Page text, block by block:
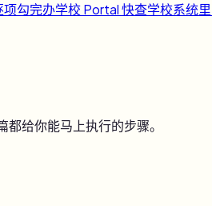
项勾完办学校 Portal 快查学校系统
给你能马上执行的步骤。